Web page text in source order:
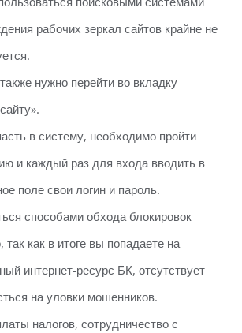
рабочих зеркал сайтов крайне не
нужно перейти во вкладку
в систему, необходимо пройти
и каждый раз для входа вводить в
поле свои логин и пароль.
способами обхода блокировок
так как в итоге вы попадаете на
интернет-ресурс БК, отсутствует
на уловки мошенников.
налогов, сотрудничество с